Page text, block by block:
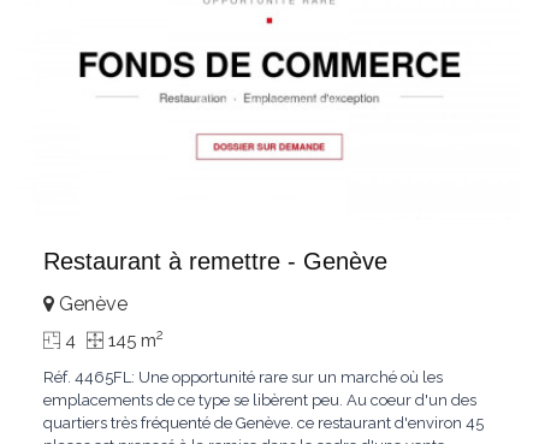
Restaurant à remettre - Genève
Genève
4 145 m2
Réf. 4465FL: Une opportunité rare sur un marché où les
emplacements de ce type se libèrent peu. Au coeur d'un des
quartiers très fréquenté de Genève. ce restaurant d'environ 45